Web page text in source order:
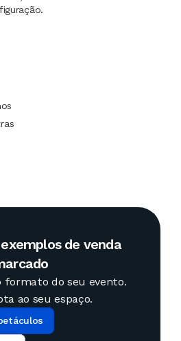
de venda
formato do seu evento.
ao seu espaço.